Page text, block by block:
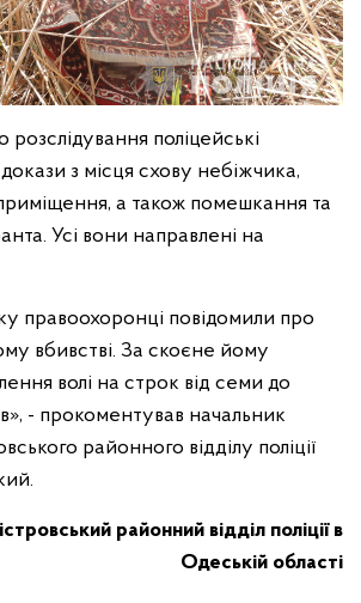
розслідування поліцейські
з місця схову небіжчика,
а також помешкання та
Усі вони направлені на
правоохоронці повідомили про
вбивстві. За скоєне йому
волі на строк від семи до
- прокоментував начальник
районного відділу поліції
районний відділ поліції в
Одеській області